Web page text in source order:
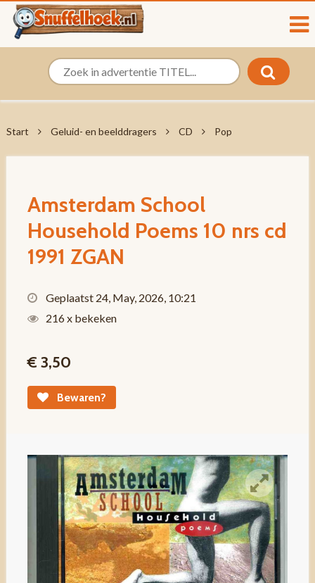
Start Geluid- en beelddragers CD Pop
Amsterdam School
Household Poems 10 nrs cd
1991 ZGAN
Geplaatst 24, May, 2026, 10:21
216 x bekeken
€ 3,50
Bewaren?